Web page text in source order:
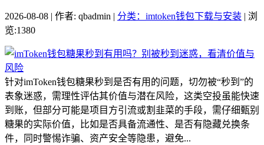
2026-08-08 | 作者: qbadmin | 分类：imtoken钱包下载与安装 | 浏
览:1380
针对imToken钱包糖果秒到是否有用的问题，切勿被“秒到”的
表象迷惑，需理性评估其价值与潜在风险，这类空投虽能快速
到账，但部分可能是项目方引流或割韭菜的手段，需仔细甄别
糖果的实际价值，比如是否具备流通性、是否有隐藏兑换条
件，同时警惕诈骗、资产安全等隐患，避免...